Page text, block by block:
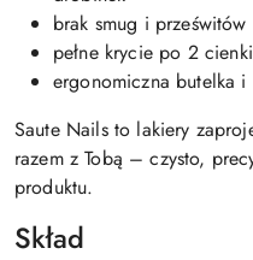
brak smug i prześwitów
pełne krycie po 2
ergonomiczna butelka
Saute Nails to lakiery
razem z Tobą – czysto,
produktu.
Skład